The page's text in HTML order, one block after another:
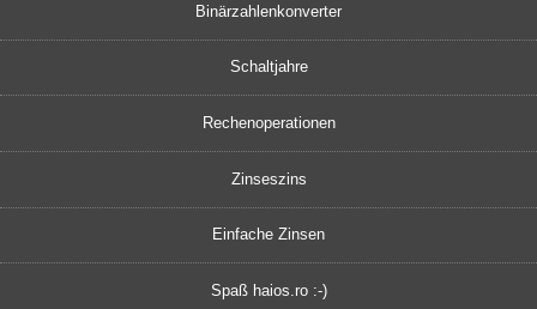
Binärzahlenkonverter
Schaltjahre
Rechenoperationen
Zinseszins
Einfache Zinsen
Spaß haios.ro :-)